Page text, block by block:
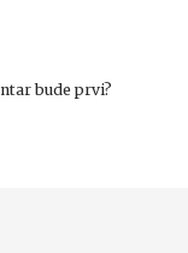
bude prvi?